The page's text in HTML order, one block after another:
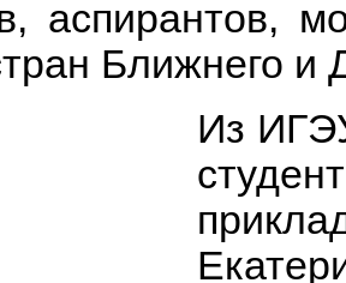
аспирантов,
Ближнего и
Из